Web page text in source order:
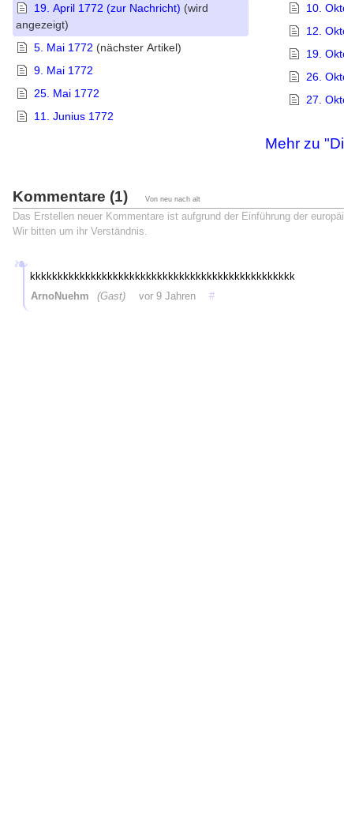
19. April 1772 (zur Nachricht) (wird
angezeigt)
5. Mai 1772 (nächster Artikel)
9. Mai 1772
25. Mai 1772
11. Junius 1772
10.
12.
19.
26.
27.
Mehr zu
Kommentare (1) Von neu nach alt
Das Erstellen neuer Kommentare ist aufgrund der Einführung der
Wir bitten um ihr Verständnis.
kkkkkkkkkkkkkkkkkkkkkkkkkkkkkkkkkkkkkkkkkkkkkkkk
ArnoNuehm
(Gast) vor 9 Jahren #